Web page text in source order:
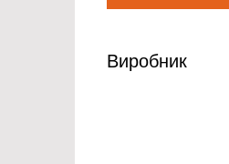
Виробник